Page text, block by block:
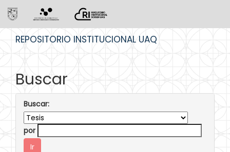
REPOSITORIO INSTITUCIONAL UAQ
Buscar
Buscar:
por